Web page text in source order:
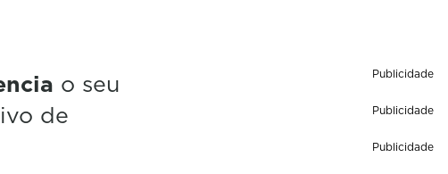
o seu
de
Publicidade
Publicidade
Publicidade